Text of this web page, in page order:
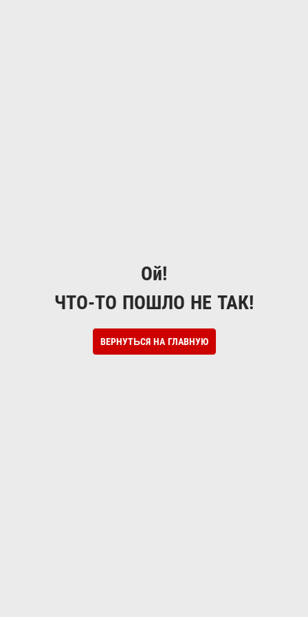
Ой!
ЧТО-ТО ПОШЛО НЕ ТАК!
ВЕРНУТЬСЯ НА ГЛАВНУЮ